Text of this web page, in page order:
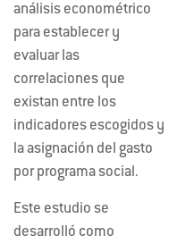
análisis econométrico
para establecer y
evaluar las
correlaciones que
existan entre los
indicadores escogidos y
la asignación del gasto
por programa social.
Este estudio se
desarrolló como